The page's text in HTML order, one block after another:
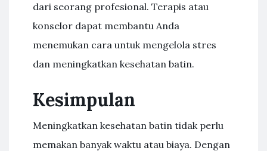
dari seorang profesional. Terapis atau
konselor dapat membantu Anda
menemukan cara untuk mengelola stres
dan meningkatkan kesehatan batin.
Kesimpulan
Meningkatkan kesehatan batin tidak perlu
memakan banyak waktu atau biaya. Dengan